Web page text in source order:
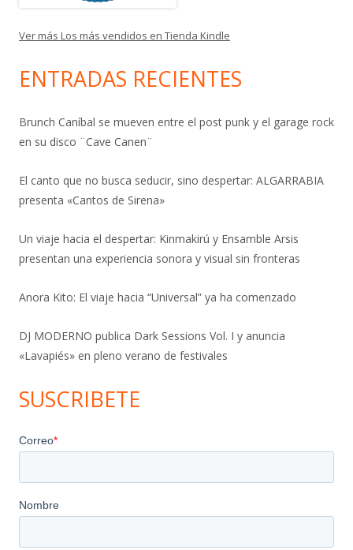
Ver más Los más vendidos en Tienda Kindle
ENTRADAS RECIENTES
Brunch Caníbal se mueven entre el post punk y el garage rock
en su disco ¨Cave Canen¨
El canto que no busca seducir, sino despertar: ALGARRABIA
presenta «Cantos de Sirena»
Un viaje hacia el despertar: Kinmakirú y Ensamble Arsis
presentan una experiencia sonora y visual sin fronteras
Anora Kito: El viaje hacia “Universal” ya ha comenzado
DJ MODERNO publica Dark Sessions Vol. I y anuncia
«Lavapiés» en pleno verano de festivales
SUSCRIBETE